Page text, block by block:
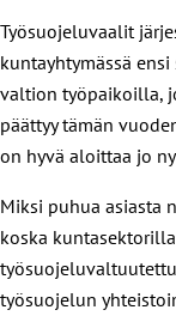
Työsuojeluvaalit
kuntayhtymässä
valtion työpaikoilla,
päättyy tämän
on hyvä aloittaa jo
Miksi puhua asiasta
koska
työsuojelun